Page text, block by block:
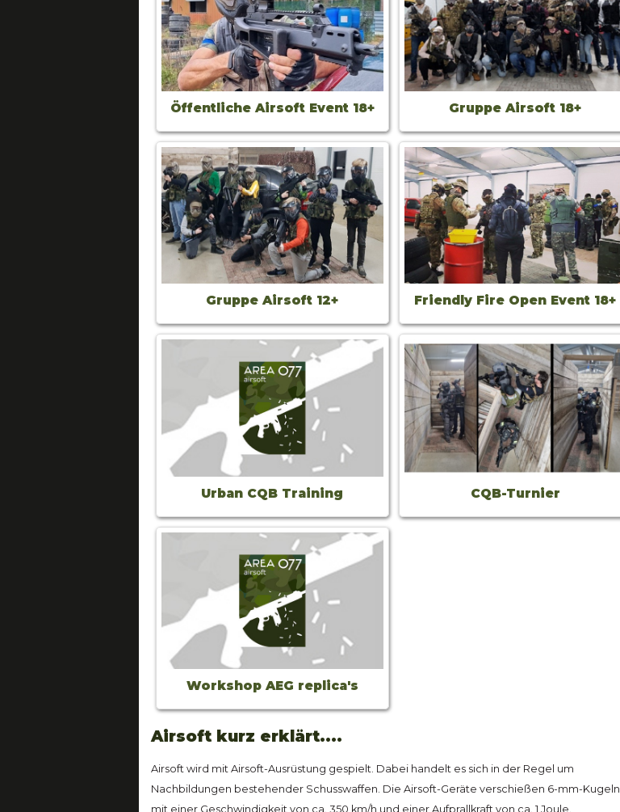
Öffentliche Airsoft Event 18+ Gruppe Airsoft 18+
Gruppe Airsoft 12+ Friendly Fire Open Event 18+
Urban CQB Training CQB-Turnier
Workshop AEG replica's
Airsoft kurz erklärt....
Airsoft wird mit Airsoft-Ausrüstung gespielt. Dabei handelt es sich in der Regel um
Nachbildungen bestehender Schusswaffen. Die Airsoft-Geräte verschießen 6-mm-Kugeln
mit einer Geschwindigkeit von ca. 350 km/h und einer Aufprallkraft von ca. 1 Joule.